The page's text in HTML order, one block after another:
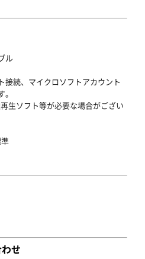
ル
続、マイクロソフトアカウント
生ソフト等が必要な場合がござい
せ